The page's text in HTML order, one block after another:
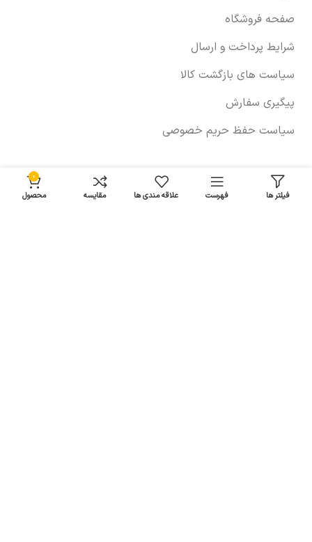
صفحه فروشگاه
شرایط پرداخت و ارسال
سیاست های بازگشت کالا
پیگیری سفارش
سیاست حفظ حریم خصوصی
خودروها
فیلتر ها فهرست علاقه مندی ها مقایسه
0
محصول